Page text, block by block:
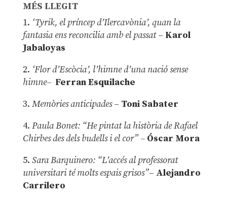
MÉS LLEGIT
1. ‘Tyrik, el príncep d’Ilercavònia’, quan la
fantasia ens reconcilia amb el passat– Karol
Jabaloyas
2. ‘Flor d’Escòcia’, l’himne d’una nació sense
himne– Ferran Esquilache
3. Memòries anticipades– Toni Sabater
4. Paula Bonet: “He pintat la història de Rafael
Chirbes des dels budells i el cor” –Óscar Mora
5. Sara Barquinero: “L’accés al professorat
universitari té molts espais grisos”– Alejandro
Carrilero